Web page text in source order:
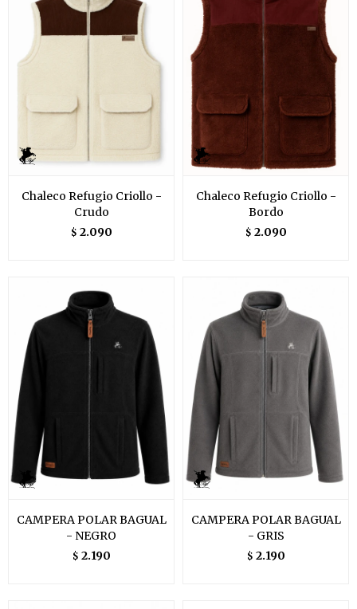
Chaleco Refugio Criollo -
Crudo
$ 2.090
Chaleco Refugio Criollo -
Bordo
$ 2.090
CAMPERA POLAR BAGUAL
- NEGRO
$ 2.190
CAMPERA POLAR BAGUAL
- GRIS
$ 2.190